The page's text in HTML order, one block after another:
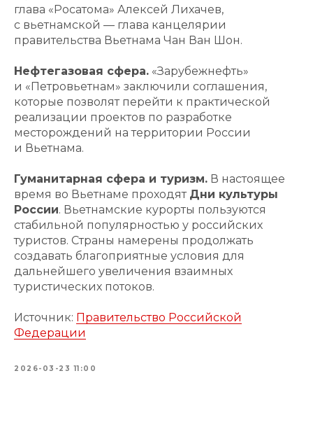
глава «Росатома» Алексей Лихачев,
с вьетнамской — глава канцелярии
правительства Вьетнама Чан Ван Шон.
Нефтегазовая сфера. «Зарубежнефть»
и «Петровьетнам» заключили соглашения,
которые позволят перейти к практической
реализации проектов по разработке
месторождений на территории России
и Вьетнама.
Гуманитарная сфера и туризм. В настоящее
время во Вьетнаме проходят Дни культуры
России. Вьетнамские курорты пользуются
стабильной популярностью у российских
туристов. Страны намерены продолжать
создавать благоприятные условия для
дальнейшего увеличения взаимных
туристических потоков.
Источник: Правительство Российской
Федерации
2026-03-23 11:00